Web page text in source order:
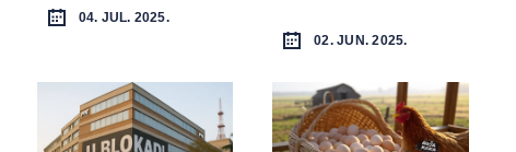
04. JUL. 2025.
02. JUN. 2025.